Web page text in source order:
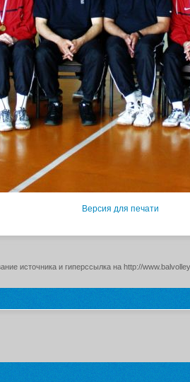
Версия для печати
источника и гиперссылка на http://